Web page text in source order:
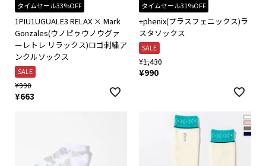
タイムセール33%OFF
1PIU1UGUALE3 RELAX × Mark
Gonzales(ウノピゥウノウグァ
ーレトレ リラックス)ロゴ刺繍ア
ンクルソックス
SALE
¥990
¥663
タイムセール31%OFF
+phenix(プラスフェニックス)ラ
スタソックス
SALE
¥1,430
¥990